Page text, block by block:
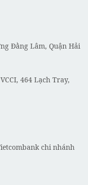
Đằng Lâm, Quận Hải
464 Lạch Tray,
chi nhánh